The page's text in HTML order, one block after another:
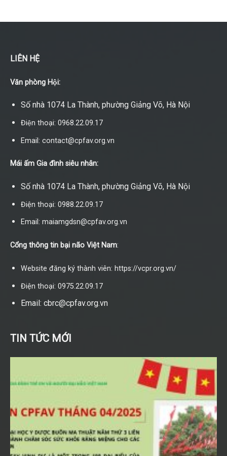
LIÊN HỆ
Văn phòng Hội:
Số nhà 1074 La Thành, phường Giảng Võ, Hà Nội
Điện thoại: 0968.22.09.17
Email: contact@cpfav.org.vn
Mái ấm Gia đình siêu nhân:
Số nhà 1074 La Thành, phường Giảng Võ, Hà Nội
Điện thoại: 0988.22.09.17
Email: maiamgdsn@cpfav.org.vn
Cổng thông tin bại não Việt Nam:
Website đăng ký thành viên: https://vcpr.org.vn/
Điện thoại: 0975.22.09.17
Email: cbrc@cpfav.org.vn
TIN TỨC MỚI